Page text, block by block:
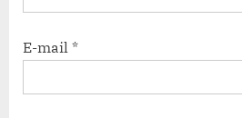
E-mail *